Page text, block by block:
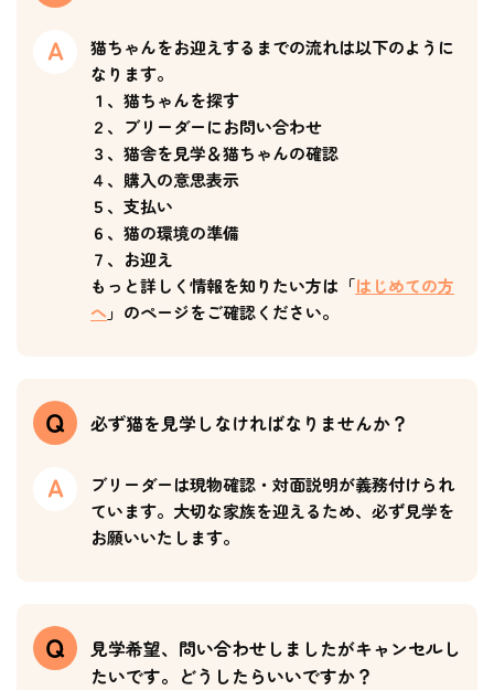
猫ちゃんをお迎えするまでの流れは以下のように
なります。
１、猫ちゃんを探す
２、ブリーダーにお問い合わせ
３、猫舎を見学＆猫ちゃんの確認
４、購入の意思表示
５、支払い
６、猫の環境の準備
７、お迎え
もっと詳しく情報を知りたい方は「はじめての方
へ 」のページをご確認ください。
必ず猫を見学しなければなりませんか？
ブリーダーは現物確認・対面説明が義務付けられ
ています。大切な家族を迎えるため、必ず見学を
お願いいたします。
見学希望、問い合わせしましたがキャンセルし
たいです。どうしたらいいですか？